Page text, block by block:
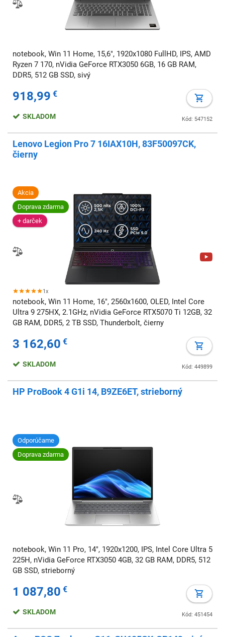
notebook, Win 11 Home, 15,6", 1920x1080 FullHD, IPS, AMD
Ryzen 7 170, nVidia GeForce RTX3050 6GB, 16 GB RAM,
DDR5, 512 GB SSD, sivý
918,99 €
Kód: 547152
SKLADOM
Lenovo Legion Pro 7 16IAX10H, 83F50097CK,
čierny
Akcia
Doprava zdarma
+ darček
1x
notebook, Win 11 Home, 16", 2560x1600, OLED, Intel Core
Ultra 9 275HX, 2.1GHz, nVidia GeForce RTX5070 Ti 12GB, 32
GB RAM, DDR5, 2 TB SSD, Thunderbolt, čierny
3 162,60 €
Kód: 449899
SKLADOM
HP ProBook 4 G1i 14, B9ZE6ET, strieborný
Odporúčame
Doprava zdarma
notebook, Win 11 Pro, 14", 1920x1200, IPS, Intel Core Ultra 5
225H, nVidia GeForce RTX3050 4GB, 32 GB RAM, DDR5, 512
GB SSD, strieborný
1 087,80 €
Kód: 451454
SKLADOM